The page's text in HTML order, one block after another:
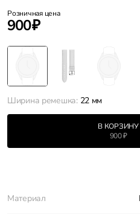
Ширина ремешка: 22 мм
Розничная цена
900 ₽
В КОРЗИНУ
900 ₽
Материал